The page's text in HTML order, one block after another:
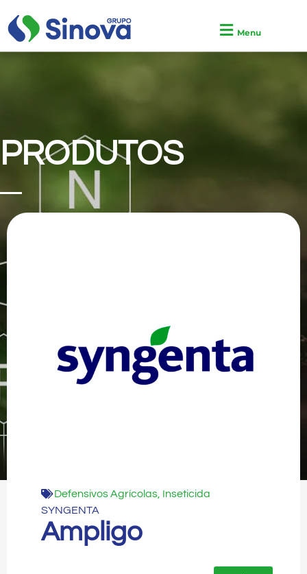
Menu
PRODUTOS
Defensivos Agrícolas Inseticida
SYNGENTA
Ampligo